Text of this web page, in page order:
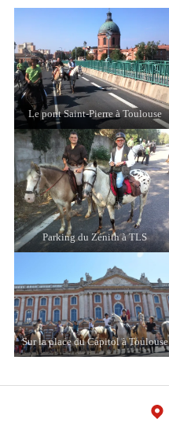
Le pont Saint-Pierre à Toulouse
Parking du Zénith à TLS
Sur la place du Capitol à Toulouse